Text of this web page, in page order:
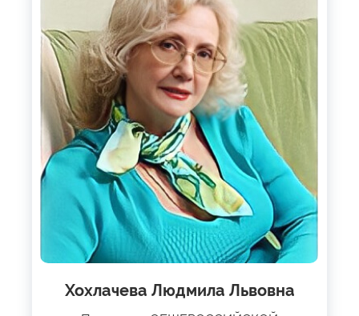
Хохлачева Людмила Львовна